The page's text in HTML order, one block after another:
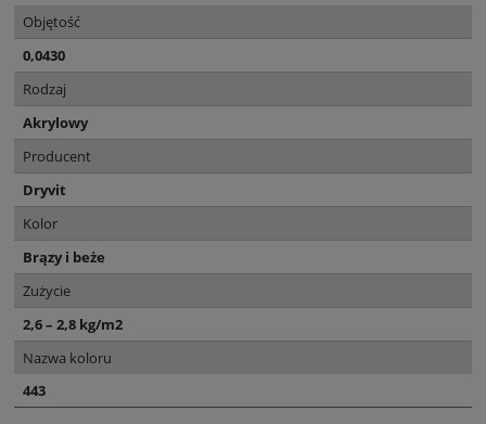
Objętość
0,0430
Rodzaj
Akrylowy
Producent
Dryvit
Kolor
Brązy i beże
Zużycie
2,6 – 2,8 kg/m2
Nazwa koloru
443